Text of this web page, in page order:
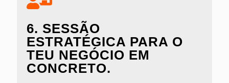
6. SESSÃO
ESTRATÉGICA PARA O
TEU NEGÓCIO EM
CONCRETO.